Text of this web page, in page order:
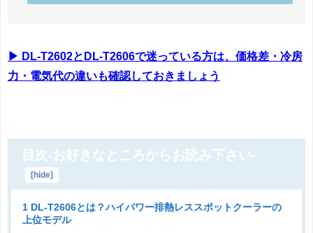
▶ DL-T2602とDL-T2606で迷っている方は、価格差・冷房
力・電気代の違いも確認しておきましょう
目次-お好きなところからお読み下さい-
[hide]
1 DL-T2606とは？ハイパワー排熱レススポットクーラーの
上位モデル